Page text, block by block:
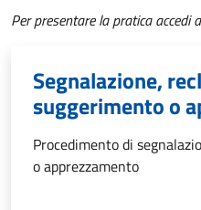
Per presentare la pratica accedi
Segnalazione,
suggerimento o
Procedimento di
o apprezzamento